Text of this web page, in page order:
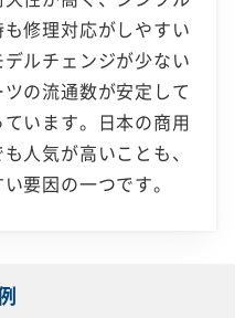
修理対応がしやすい
ルチェンジが少ない
の流通数が安定して
います。日本の商用
人気が高いことも、
要因の一つです。